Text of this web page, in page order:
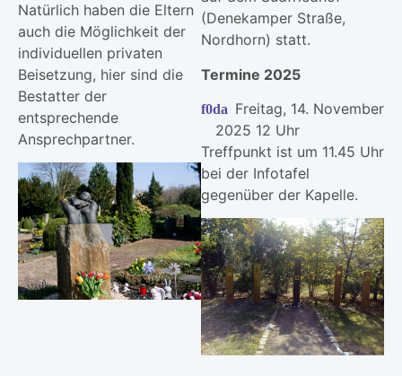
Natürlich haben die Eltern
auch die Möglichkeit der
individuellen privaten
Beisetzung, hier sind die
Bestatter der
entsprechende
Ansprechpartner.
(Denekamper Straße,
Nordhorn) statt.
Termine 2025
Freitag, 14. November
2025 12 Uhr
Treffpunkt ist um 11.45 Uhr
bei der Infotafel
gegenüber der Kapelle.